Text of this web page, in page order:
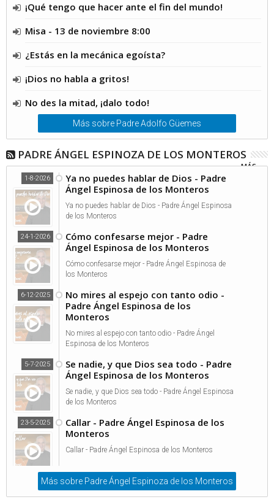
¡Qué tengo que hacer ante el fin del mundo!
Misa - 13 de noviembre 8:00
¿Estás en la mecánica egoísta?
¡Dios no habla a gritos!
No des la mitad, ¡dalo todo!
Más sobre Padre Adolfo Güemes
PADRE ÁNGEL ESPINOZA DE LOS MONTEROS
MÁS...
Ya no puedes hablar de Dios - Padre
Ángel Espinosa de los Monteros
1-8-2026
Ya no puedes hablar de Dios - Padre Ángel Espinosa
de los Monteros
Cómo confesarse mejor - Padre
Ángel Espinosa de los Monteros
24-1-2026
Cómo confesarse mejor - Padre Ángel Espinosa de
los Monteros
No mires al espejo con tanto odio -
Padre Ángel Espinosa de los
Monteros
6-12-2025
No mires al espejo con tanto odio - Padre Ángel
Espinosa de los Monteros
Se nadie, y que Dios sea todo - Padre
Ángel Espinosa de los Monteros
5-7-2025
Se nadie, y que Dios sea todo - Padre Ángel Espinosa
de los Monteros
Callar - Padre Ángel Espinosa de los
Monteros
23-5-2025
Callar - Padre Ángel Espinosa de los Monteros
Más sobre Padre Ángel Espinoza de los Monteros